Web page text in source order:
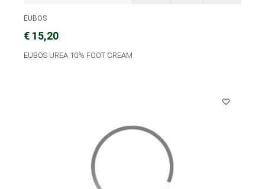
EUBOS
€ 15,20
EUBOS UREA 10% FOOT CREAM